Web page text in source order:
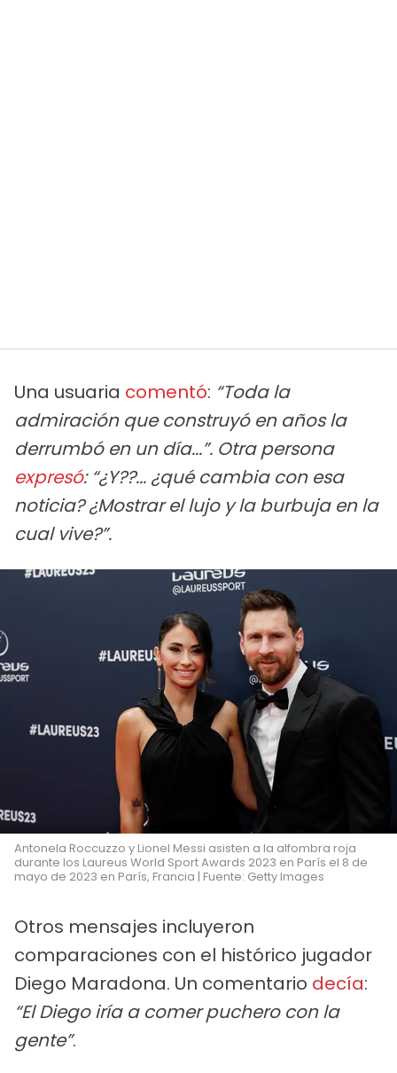
Una usuaria comentó: “Toda la
admiración que construyó en años la
derrumbó en un día...”. Otra persona
expresó: “¿Y??... ¿qué cambia con esa
noticia? ¿Mostrar el lujo y la burbuja en la
cual vive?”.
Antonela Roccuzzo y Lionel Messi asisten a la alfombra roja
durante los Laureus World Sport Awards 2023 en París el 8 de
mayo de 2023 en París, Francia | Fuente: Getty Images
Otros mensajes incluyeron
comparaciones con el histórico jugador
Diego Maradona. Un comentario decía:
“El Diego iría a comer puchero con la
gente”.